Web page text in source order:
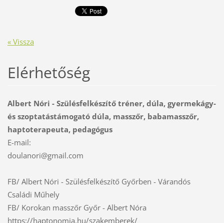
« Vissza
Elérhetőség
Albert Nóri - Szülésfelkészítő tréner, dúla, gyermekágy-
és szoptatástámogató dúla, masszőr, babamasszőr,
haptoterapeuta, pedagógus
E-mail:
doulanori@gmail.com
FB/ Albert Nóri - Szülésfelkészítő Győrben - Várandós
Családi Műhely
FB/ Korokan masszőr Győr - Albert Nóra
https://haptonomia.hu/szakemberek/